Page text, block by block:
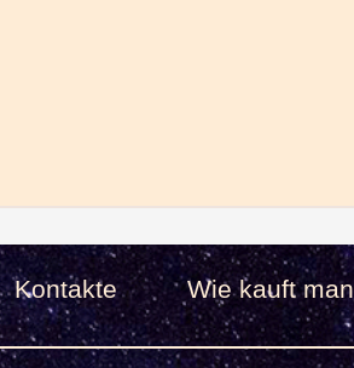
Kontakte Wie kauft man